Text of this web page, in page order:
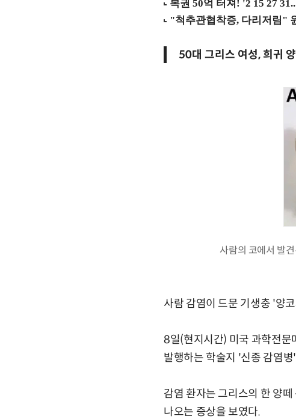
50대 그리스 여성, 희귀
사람의 코에서 발
사람 감염이 드문 기생충 '양
8일(현지시간) 미국 과학전문
발행하는 학술지 '신종 감염
감염 환자는 그리스의 한 양
나오는 증상을 보였다.